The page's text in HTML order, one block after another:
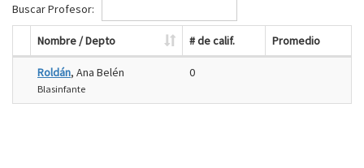
Buscar Profesor:
Nombre / Depto # de calif. Promedio
Roldán, Ana Belén
Blasinfante
0